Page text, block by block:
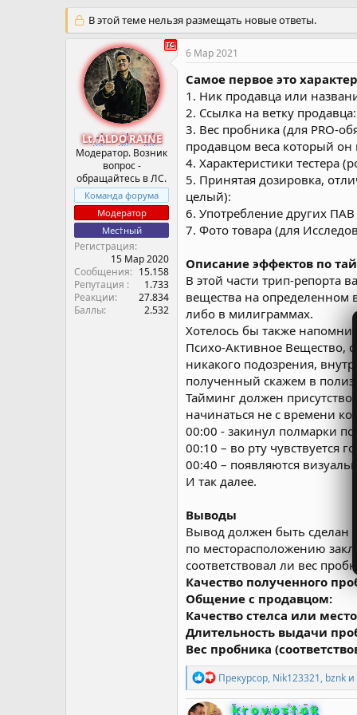
т
о
е
м
ы
т
а
н
В этой теме нельзя размещать новые ответы.
Lt. ALDO RAINE
Модератор. Возник
вопрос -
обращайтесь в ЛС.
Команда форума
Модератор
Мес†ный
Регистрация
15 Мар 2020
Сообщения
15.158
Репутация
1.733
Реакции
27.834
Баллы
2.532
6 Мар 2021
Самое первое это
1. Ник продавца или
2. Ссылка на ветку продавца:
3. Вес пробника (для PRO-
продавцом веса который
4. Характеристики тестера
5. Принятая дозировка,
целый):
6. Употребление других
7. Фото товара (для
Описание эффектов по
В этой части трип-репорта
вещества на определенном
либо в милиграммах.
Хотелось бы также
Психо-Активное Вещество,
никакого подозрения,
полученный скажем в
Тайминг должен
начинаться не с времени
00:00 - закинул полмарки
00:10 – во рту чувствуется
00:40 – появляются
И так далее.
Выводы
Вывод должен быть сделан
по месторасположению
соответствовал ли вес
Качество полученного
Общение с продавцом:
Качество стелса или
Длительность выдачи
Вес пробника
Р
е
а
Прекурсор, Nik123321, bznk и
k r o v o s † o k